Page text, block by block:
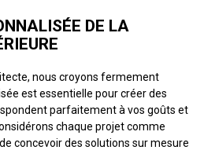
DE LA
nous croyons fermement
est essentielle pour créer des
parfaitement à vos goûts et
chaque projet comme
concevoir des solutions sur mesure